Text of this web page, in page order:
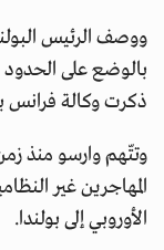
ووصف الرئيس
بالوضع على
ذكرت وكالة
وتتّهم وارسو منذ
المهاجرين غير
الأوروبي إلى بولندا.